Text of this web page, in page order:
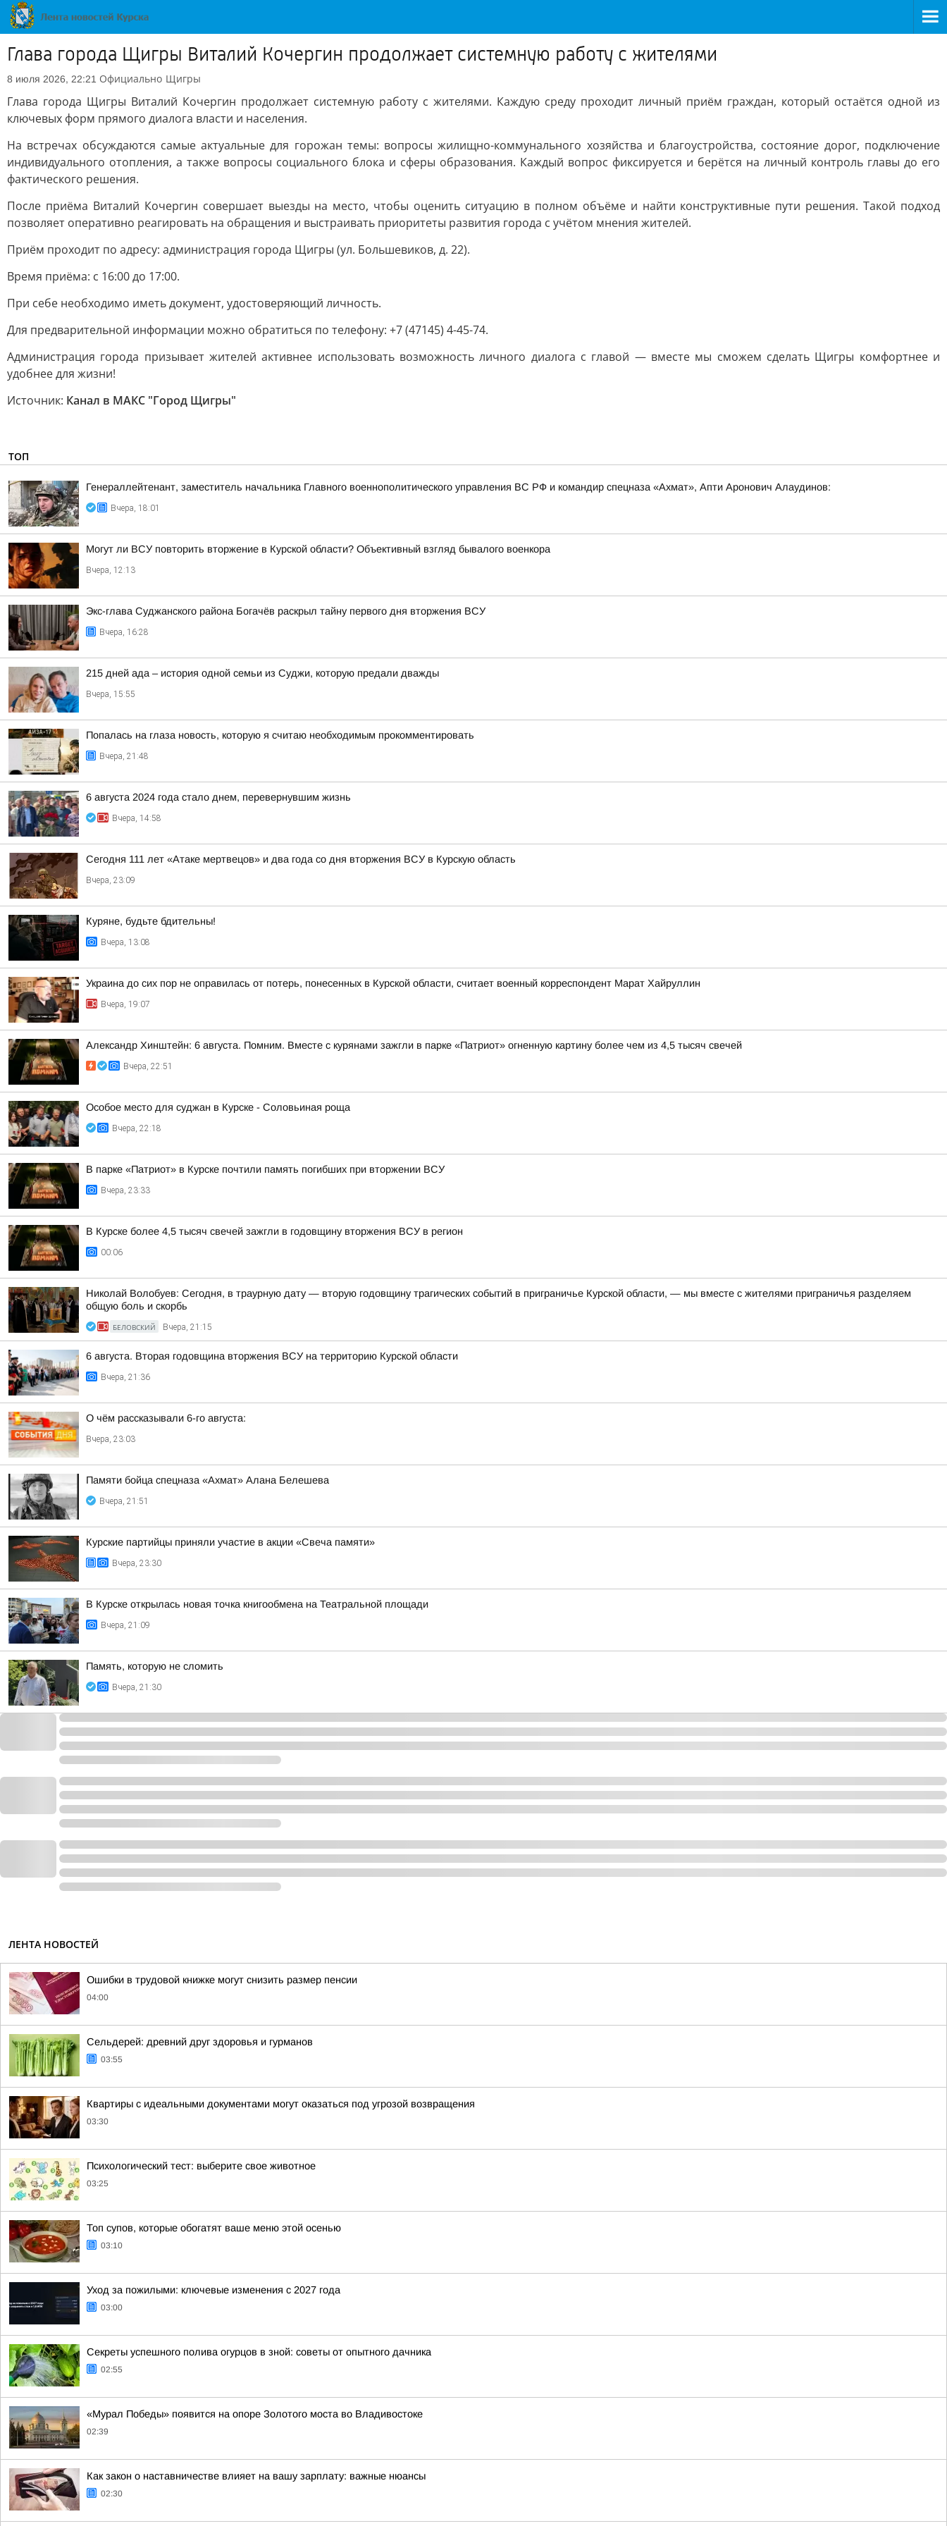
Глава города Щигры Виталий Кочергин продолжает системную работу с жителями
8 июля 2026, 22:21 Официально Щигры
Глава города Щигры Виталий Кочергин продолжает системную работу с жителями. Каждую среду проходит личный приём граждан, который остаётся одной из
ключевых форм прямого диалога власти и населения.
На встречах обсуждаются самые актуальные для горожан темы: вопросы жилищно-коммунального хозяйства и благоустройства, состояние дорог, подключение
индивидуального отопления, а также вопросы социального блока и сферы образования. Каждый вопрос фиксируется и берётся на личный контроль главы до его
фактического решения.
После приёма Виталий Кочергин совершает выезды на место, чтобы оценить ситуацию в полном объёме и найти конструктивные пути решения. Такой подход
позволяет оперативно реагировать на обращения и выстраивать приоритеты развития города с учётом мнения жителей.
Приём проходит по адресу: администрация города Щигры (ул. Большевиков, д. 22).
Время приёма: с 16:00 до 17:00.
При себе необходимо иметь документ, удостоверяющий личность.
Для предварительной информации можно обратиться по телефону: +7 (47145) 4-45-74.
Администрация города призывает жителей активнее использовать возможность личного диалога с главой — вместе мы сможем сделать Щигры комфортнее и
удобнее для жизни!
Источник: Канал в МАКС "Город Щигры"
ТОП
Генераллейтенант, заместитель начальника Главного военнополитического управления ВС РФ и командир спецназа «Ахмат», Апти Аронович Алаудинов:
Вчера, 18:01
Могут ли ВСУ повторить вторжение в Курской области? Объективный взгляд бывалого военкора
Вчера, 12:13
Экс-глава Суджанского района Богачёв раскрыл тайну первого дня вторжения ВСУ
Вчера, 16:28
215 дней ада – история одной семьи из Суджи, которую предали дважды
Вчера, 15:55
Попалась на глаза новость, которую я считаю необходимым прокомментировать
Вчера, 21:48
6 августа 2024 года стало днем, перевернувшим жизнь
Вчера, 14:58
Сегодня 111 лет «Атаке мертвецов» и два года со дня вторжения ВСУ в Курскую область
Вчера, 23:09
Куряне, будьте бдительны!
Вчера, 13:08
Украина до сих пор не оправилась от потерь, понесенных в Курской области, считает военный корреспондент Марат Хайруллин
Вчера, 19:07
Александр Хинштейн: 6 августа. Помним. Вместе с курянами зажгли в парке «Патриот» огненную картину более чем из 4,5 тысяч свечей
Вчера, 22:51
Особое место для суджан в Курске - Соловьиная роща
Вчера, 22:18
В парке «Патриот» в Курске почтили память погибших при вторжении ВСУ
Вчера, 23:33
В Курске более 4,5 тысяч свечей зажгли в годовщину вторжения ВСУ в регион
00:06
Николай Волобуев: Сегодня, в траурную дату — вторую годовщину трагических событий в приграничье Курской области, — мы вместе с жителями приграничья разделяем
общую боль и скорбь
БЕЛОВСКИЙ Вчера, 21:15
6 августа. Вторая годовщина вторжения ВСУ на территорию Курской области
Вчера, 21:36
О чём рассказывали 6-го августа:
Вчера, 23:03
Памяти бойца спецназа «Ахмат» Алана Белешева
Вчера, 21:51
Курские партийцы приняли участие в акции «Свеча памяти»
Вчера, 23:30
В Курске открылась новая точка книгообмена на Театральной площади
Вчера, 21:09
Память, которую не сломить
Вчера, 21:30
ЛЕНТА НОВОСТЕЙ
Ошибки в трудовой книжке могут снизить размер пенсии
04:00
Сельдерей: древний друг здоровья и гурманов
03:55
Квартиры с идеальными документами могут оказаться под угрозой возвращения
03:30
Психологический тест: выберите свое животное
03:25
Топ супов, которые обогатят ваше меню этой осенью
03:10
Уход за пожилыми: ключевые изменения с 2027 года
03:00
Секреты успешного полива огурцов в зной: советы от опытного дачника
02:55
«Мурал Победы» появится на опоре Золотого моста во Владивостоке
02:39
Как закон о наставничестве влияет на вашу зарплату: важные нюансы
02:30